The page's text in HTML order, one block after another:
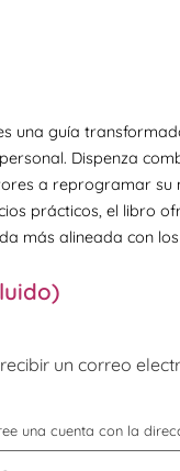
una guía
Dispenza
a reprogramar su
prácticos, el libro
más alineada con
un correo
una cuenta con la